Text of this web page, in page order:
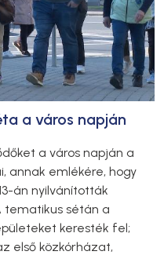
a város napján
a város napján a
annak emlékére, hogy
án nyilvánították
tematikus sétán a
keresték fel;
első közkórházat,